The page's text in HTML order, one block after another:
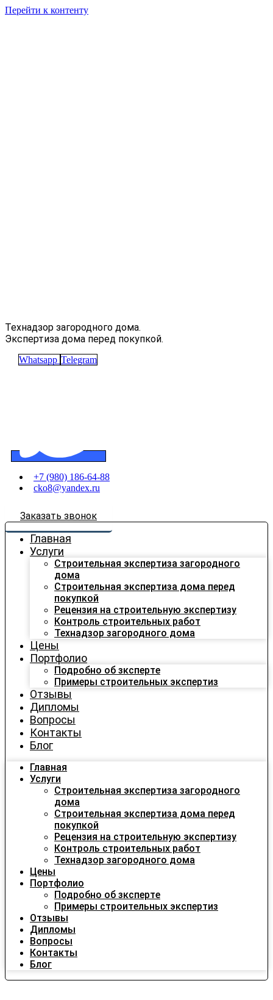
Перейти к контенту
Технадзор загородного дома.
Экспертиза дома перед покупкой.
Whatsapp Telegram
+7 (980) 186-64-88
cko8@yandex.ru
Заказать звонок
Главная
Услуги
Строительная экспертиза загородного
дома
Строительная экспертиза дома перед
покупкой
Рецензия на строительную экспертизу
Контроль строительных работ
Технадзор загородного дома
Цены
Портфолио
Подробно об зксперте
Примеры строительных экспертиз
Отзывы
Дипломы
Вопросы
Контакты
Блог
Главная
Услуги
Строительная экспертиза загородного
дома
Строительная экспертиза дома перед
покупкой
Рецензия на строительную экспертизу
Контроль строительных работ
Технадзор загородного дома
Цены
Портфолио
Подробно об зксперте
Примеры строительных экспертиз
Отзывы
Дипломы
Вопросы
Контакты
Блог